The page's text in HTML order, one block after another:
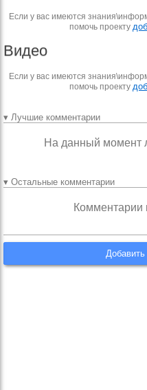
Если у вас имеются
помочь проекту
Видео
Если у вас имеются
помочь проекту
▾ Лучшие комментарии
На данный момент
▾ Остальные комментарии
Комментарии